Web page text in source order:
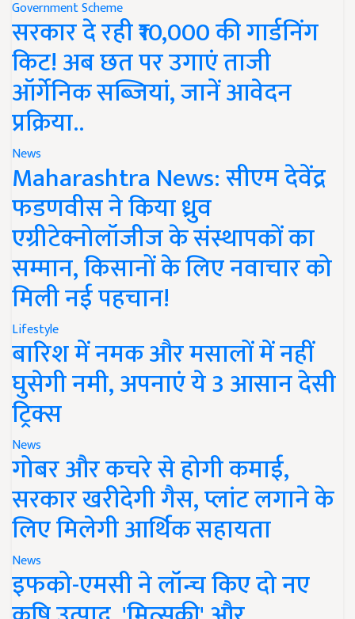
Government Scheme
सरकार दे रही ₹10,000 की गार्डनिंग
किट! अब छत पर उगाएं ताजी
ऑर्गेनिक सब्जियां, जानें आवेदन
प्रक्रिया..
News
Maharashtra News: सीएम देवेंद्र
फडणवीस ने किया ध्रुव
एग्रीटेक्नोलॉजीज के संस्थापकों का
सम्मान, किसानों के लिए नवाचार को
मिली नई पहचान!
Lifestyle
बारिश में नमक और मसालों में नहीं
घुसेगी नमी, अपनाएं ये 3 आसान देसी
ट्रिक्स
News
गोबर और कचरे से होगी कमाई,
सरकार खरीदेगी गैस, प्लांट लगाने के
लिए मिलेगी आर्थिक सहायता
News
इफको-एमसी ने लॉन्च किए दो नए